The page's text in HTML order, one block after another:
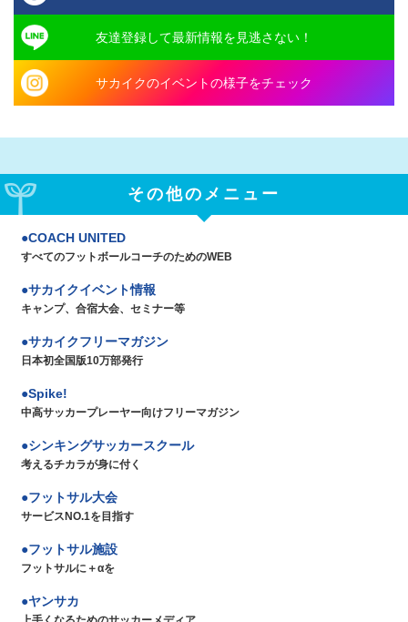
友達登録して最新情報を見逃さない！
サカイクのイベントの様子をチェック
その他のメニュー
COACH UNITED
すべてのフットボールコーチのためのWEB
サカイクイベント情報
キャンプ、合宿大会、セミナー等
サカイクフリーマガジン
日本初全国版10万部発行
Spike!
中高サッカープレーヤー向けフリーマガジン
シンキングサッカースクール
考えるチカラが身に付く
フットサル大会
サービスNO.1を目指す
フットサル施設
フットサルに＋αを
ヤンサカ